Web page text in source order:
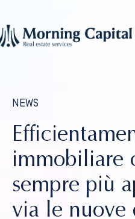
NEWS
immobiliare
sempre più
via le nuove